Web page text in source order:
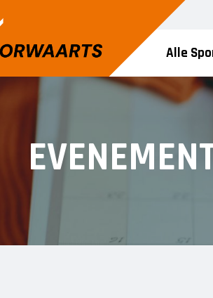
Alle